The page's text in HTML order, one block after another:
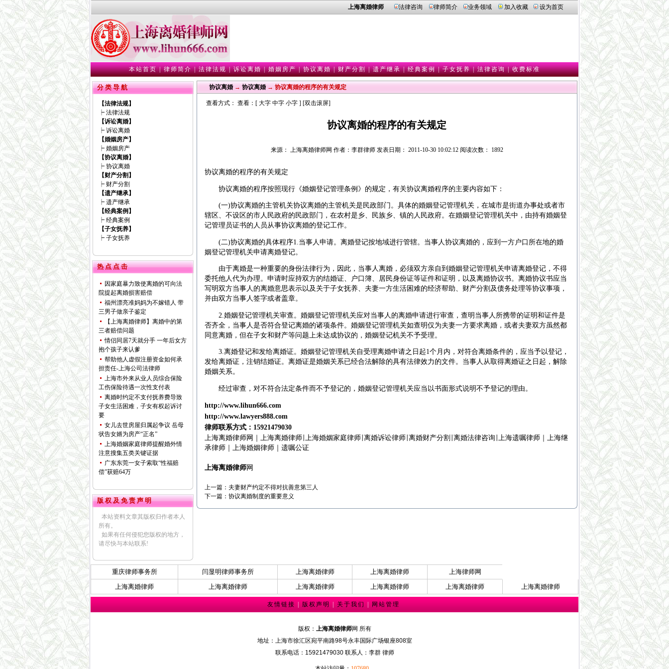
上海离婚律师 法律咨询 律师简介 业务领域 加入收藏 设为首页
本站首页|律师简介|法律法规|诉讼离婚|婚姻房产|协议离婚|财产分割|遗产继承|经典案例|子女抚养|法律咨询|收费标准
分 类 导 航
【法律法规】
┝ 法律法规
【诉讼离婚】
┝ 诉讼离婚
【婚姻房产】
┝ 婚姻房产
【协议离婚】
┝ 协议离婚
【财产分割】
┝ 财产分割
【遗产继承】
┝ 遗产继承
【经典案例】
┝ 经典案例
【子女抚养】
┝ 子女抚养
热 点 点 击
因家庭暴力致使离婚的可向法
院提起离婚损害赔偿
福州漂亮准妈妈为不嫁错人 带
三男子做亲子鉴定
【上海离婚律师】离婚中的第
三者赔偿问题
情侣同居7天就分手 一年后女方
抱个孩子来认爹
帮助他人虚假注册资金如何承
担责任-上海公司法律师
上海市外来从业人员综合保险
工伤保险待遇一次性支付表
离婚时约定不支付抚养费导致
子女生活困难，子女有权起诉讨
要
女儿去世房屋归属起争议 岳母
状告女婿为房产“正名”
上海婚姻家庭律师提醒婚外情
注意搜集五类关键证据
广东东莞一女子索取“性福赔
偿”获赔64万
版 权 及 免 责 声 明
本站资料文章其版权归作者本人
所有。
如果有任何侵犯您版权的地方，
请尽快与本站联系!
协议离婚→ 协议离婚→ 协议离婚的程序的有关规定
查看方式： 查看：[ 大字 中字 小字] [双击滚屏]
协议离婚的程序的有关规定
来源： 上海离婚律师网 作者：李群律师 发表日期： 2011-10-30 10:02:12 阅读次数： 1892
协议离婚的程序的有关规定
协议离婚的程序按照现行《婚姻登记管理条例》的规定，有关协议离婚程序的主要内容如下：
(一)协议离婚的主管机关协议离婚的主管机关是民政部门。具体的婚姻登记管理机关，在城市是街道办事处或者市
辖区、不设区的市人民政府的民政部门，在农村是乡、民族乡、镇的人民政府。在婚姻登记管理机关中，由持有婚姻登
记管理员证书的人员从事协议离婚的登记工作。
(二)协议离婚的具体程序1.当事人申请。离婚登记按地域进行管辖。当事人协议离婚的，应到一方户口所在地的婚
姻登记管理机关申请离婚登记。
由于离婚是一种重要的身份法律行为，因此，当事人离婚，必须双方亲自到婚姻登记管理机关申请离婚登记，不得
委托他人代为办理。申请时应持双方的结婚证、户口簿、居民身份证等证件和证明，以及离婚协议书。离婚协议书应当
写明双方当事人的离婚意思表示以及关于子女抚养、夫妻一方生活困难的经济帮助、财产分割及债务处理等协议事项，
并由双方当事人签字或者盖章。
2.婚姻登记管理机关审查。婚姻登记管理机关应对当事人的离婚申请进行审查，查明当事人所携带的证明和证件是
否齐全，当事人是否符合登记离婚的诸项条件。婚姻登记管理机关如查明仅为夫妻一方要求离婚，或者夫妻双方虽然都
同意离婚，但在子女和财产等问题上未达成协议的，婚姻登记机关不予受理。
3.离婚登记和发给离婚证。婚姻登记管理机关自受理离婚申请之日起1个月内，对符合离婚条件的，应当予以登记，
发给离婚证，注销结婚证。离婚证是婚姻关系已经合法解除的具有法律效力的文件。当事人从取得离婚证之日起，解除
婚姻关系。
经过审查，对不符合法定条件而不予登记的，婚姻登记管理机关应当以书面形式说明不予登记的理由。
http://www.lihun666.com
http://www.lawyers888.com
律师联系方式： 15921479030
上海离婚律师网
上海离婚律师 上海婚姻家庭律师 离婚诉讼律师 离婚财产分割 离婚法律咨询 上海遗嘱律师
上海继
承律师
上海婚姻律师 遗嘱公证
上海离婚律师网
上一篇： 夫妻财产约定不得对抗善意第三人
下一篇： 协议离婚制度的重要意义
重庆律师事务所 闫显明律师事务所 上海离婚律师 上海离婚律师
上海律师网
上海离婚律师
上海离婚律师 上海离婚律师 上海离婚律师 上海离婚律师 上海离婚律师
友情链接 版权声明 关于我们 网站管理
版权： 上海离婚律师网 所有
地址：上海市徐汇区宛平南路98号永丰国际广场银座808室
联系电话：15921479030 联系人：李群 律师